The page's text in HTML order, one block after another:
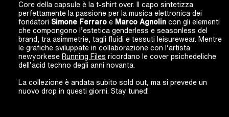
Core della capsule è la t-shirt over. Il capo sintetizza
perfettamente la passione per la musica elettronica dei
fondatori Simone Ferraro e Marco Agnolin con gli elementi
che compongono l’estetica genderless e seasonless del
brand, tra asimmetrie, tagli fluidi e tessuti leisurewear. Mentre
le grafiche sviluppate in collaborazione con l’artista
newyorkese Running Files ricordano le cover psichedeliche
dell’acid techno degli anni novanta.
La collezione è andata subito sold out, ma si prevede un
nuovo drop in questi giorni. Stay tuned!